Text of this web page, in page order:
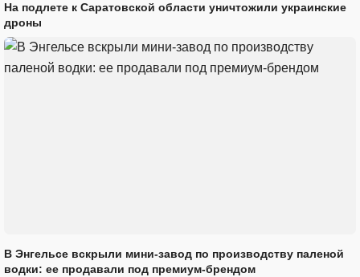
На подлете к Саратовской области уничтожили украинские
дроны
В Энгельсе вскрыли мини-завод по производству паленой
водки: ее продавали под премиум-брендом